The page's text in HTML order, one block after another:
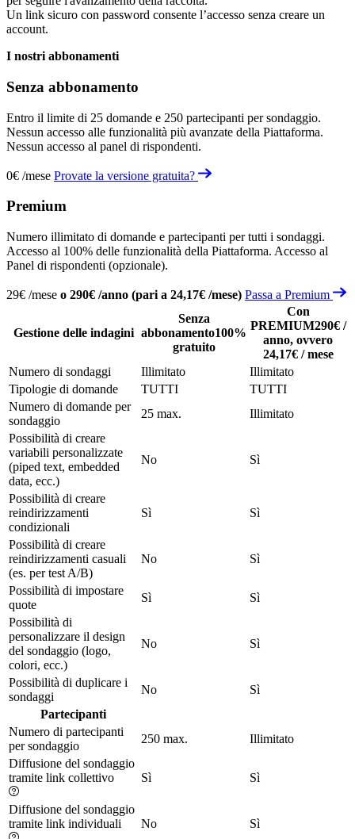
Un link sicuro con password consente l’accesso senza creare un
account.
I nostri abbonamenti
Senza abbonamento
Entro il limite di 25 domande e 250 partecipanti per sondaggio.
Nessun accesso alle funzionalità più avanzate della Piattaforma.
Nessun accesso al panel di rispondenti.
0€ /mese Provate la versione gratuita?
Premium
Numero illimitato di domande e partecipanti per tutti i sondaggi.
Accesso al 100% delle funzionalità della Piattaforma. Accesso al
Panel di rispondenti (opzionale).
29€ /mese o 290€ /anno (pari a 24,17€ /mese) Passa a Premium
Gestione delle indagini
Senza
abbonamento100%
gratuito
Con
PREMIUM290€ /
anno, ovvero
24,17€ / mese
Numero di sondaggi
Illimitato
Illimitato
Tipologie di domande
TUTTI
TUTTI
Numero di domande per
sondaggio
25 max.
Illimitato
Possibilità di creare
variabili personalizzate
(piped text, embedded
data, ecc.)
No Sì
Possibilità di creare
reindirizzamenti
condizionali
Sì Sì
Possibilità di creare
reindirizzamenti casuali
(es. per test A/B)
No Sì
Possibilità di impostare
quote
Sì
Sì
Possibilità di
personalizzare il design
del sondaggio (logo,
colori, ecc.)
No Sì
Possibilità di duplicare i
sondaggi
No
Sì
Partecipanti
Numero di partecipanti
per sondaggio
250 max.
Illimitato
Diffusione del sondaggio
tramite link collettivo
Sì Sì
Diffusione del sondaggio
tramite link individuali
No Sì